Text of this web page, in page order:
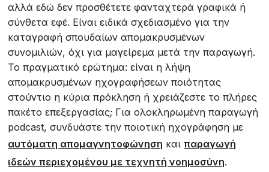
αλλά εδώ δεν προσθέτετε φανταχτερά γραφικά ή
σύνθετα εφέ. Είναι ειδικά σχεδιασμένο για την
καταγραφή σπουδαίων απομακρυσμένων
συνομιλιών, όχι για μαγείρεμα μετά την παραγωγή.
Το πραγματικό ερώτημα: είναι η λήψη
απομακρυσμένων ηχογραφήσεων ποιότητας
στούντιο η κύρια πρόκληση ή χρειάζεστε το πλήρες
πακέτο επεξεργασίας; Για ολοκληρωμένη παραγωγή
podcast, συνδυάστε την ποιοτική ηχογράφηση με
αυτόματη απομαγνητοφώνηση καιπαραγωγή
ιδεών περιεχομένου με τεχνητή νοημοσύνη.